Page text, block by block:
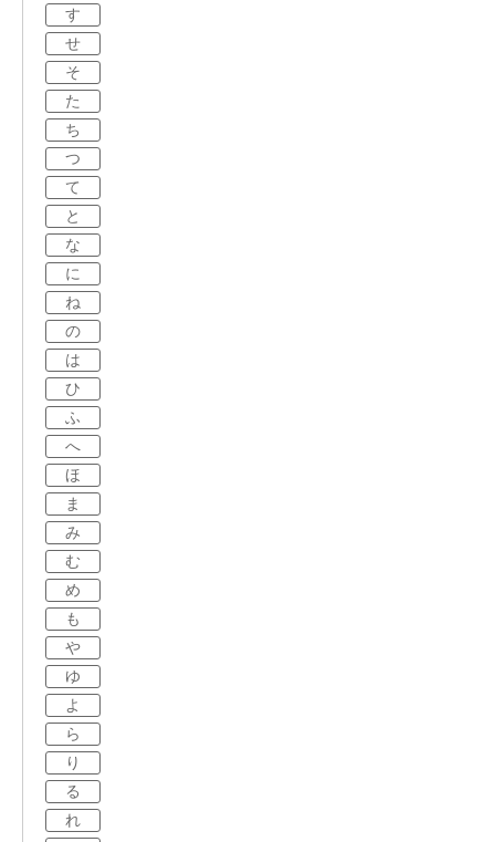
す
せ
そ
た
ち
つ
て
と
な
に
ね
の
は
ひ
ふ
へ
ほ
ま
み
む
め
も
や
ゆ
よ
ら
り
る
れ